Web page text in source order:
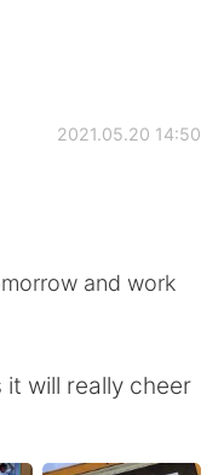
2021.05.20 14:50
and work
it will really cheer